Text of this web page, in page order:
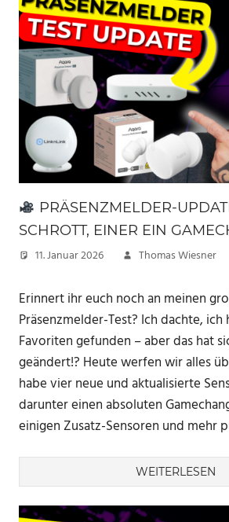
PRÄSENZMELDER-
SCHROTT, EINER EIN
11. Januar 2026 Thomas Wiesner
Erinnert ihr euch noch an meinen
Präsenzmelder-Test? Ich dachte,
Favoriten gefunden – aber das hat
geändert!? Heute werfen wir alles
habe vier neue und aktualisierte
darunter einen absoluten
einigen Zusatz-Sensoren und mehr
WEITERLESEN